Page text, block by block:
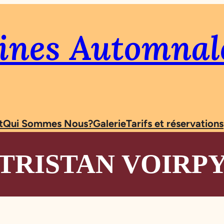
Qui Sommes Nous?GalerieTarifs et réservations